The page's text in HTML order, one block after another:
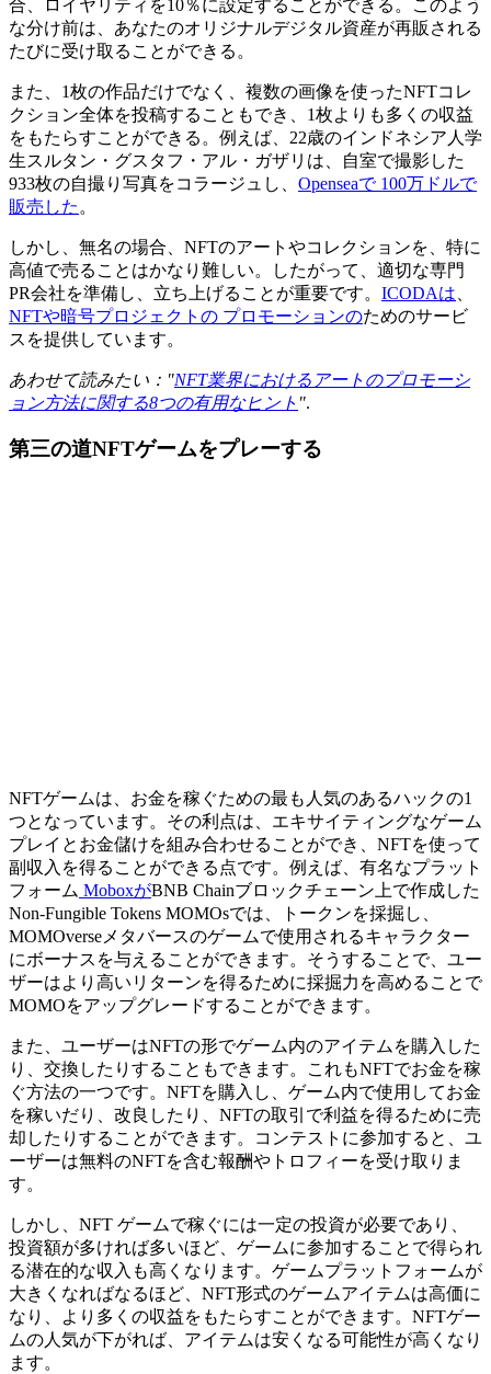
合、ロイヤリティを10％に設定することができる。このよう
な分け前は、あなたのオリジナルデジタル資産が再販される
たびに受け取ることができる。
また、1枚の作品だけでなく、複数の画像を使ったNFTコレ
クション全体を投稿することもでき、1枚よりも多くの収益
をもたらすことができる。例えば、22歳のインドネシア人学
生スルタン・グスタフ・アル・ガザリは、自室で撮影した
933枚の自撮り写真をコラージュし、 Openseaで100万ドルで
販売した 。
しかし、無名の場合、NFTのアートやコレクションを、特に
高値で売ることはかなり難しい。したがって、適切な専門
PR会社を準備し、立ち上げることが重要です。 ICODAは
NFTや暗号プロジェクトの プロモーションのためのサービ
スを提供しています。
あわせて読みたい："NFT業界におけるアートのプロモーシ
ョン方法に関する8つの有用なヒント ".
第三の道NFTゲームをプレーする
NFTゲームは、お金を稼ぐための最も人気のあるハックの1
つとなっています。その利点は、エキサイティングなゲーム
プレイとお金儲けを組み合わせることができ、NFTを使って
副収入を得ることができる点です。例えば、有名なプラット
フォーム MoboxがBNB Chainブロックチェーン上で作成した
Non-Fungible Tokens MOMOsでは、トークンを採掘し、
MOMOverseメタバースのゲームで使用されるキャラクター
にボーナスを与えることができます。そうすることで、ユー
ザーはより高いリターンを得るために採掘力を高めることで
MOMOをアップグレードすることができます。
また、ユーザーはNFTの形でゲーム内のアイテムを購入した
り、交換したりすることもできます。これもNFTでお金を稼
ぐ方法の一つです。NFTを購入し、ゲーム内で使用してお金
を稼いだり、改良したり、NFTの取引で利益を得るために売
却したりすることができます。コンテストに参加すると、ユ
ーザーは無料のNFTを含む報酬やトロフィーを受け取りま
す。
しかし、NFT ゲームで稼ぐには一定の投資が必要であり、
投資額が多ければ多いほど、ゲームに参加することで得られ
る潜在的な収入も高くなります。ゲームプラットフォームが
大きくなればなるほど、NFT形式のゲームアイテムは高価に
なり、より多くの収益をもたらすことができます。NFTゲー
ムの人気が下がれば、アイテムは安くなる可能性が高くなり
ます。